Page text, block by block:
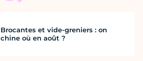
Brocantes et vide-greniers : on
chine où en août ?